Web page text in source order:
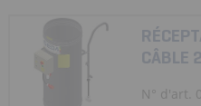
CÂBLE
N° d'art.